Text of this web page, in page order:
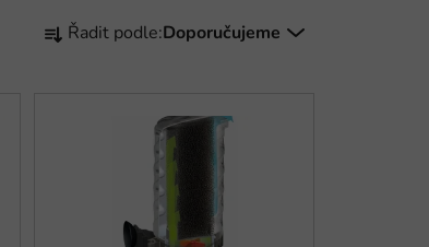
a Řadit podle:Doporučujeme